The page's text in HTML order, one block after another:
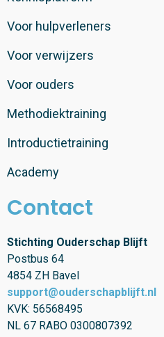
Voor hulpverleners
Voor verwijzers
Voor ouders
Methodiektraining
Introductietraining
Academy
Contact
Stichting Ouderschap Blijft
Postbus 64
4854 ZH Bavel
support@ouderschapblijft.nl
KVK: 56568495
NL 67 RABO 0300807392